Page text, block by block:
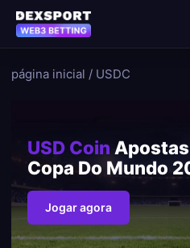
página inicial / USDC
USD Coin Apostas
Copa Do Mundo
Jogar agora